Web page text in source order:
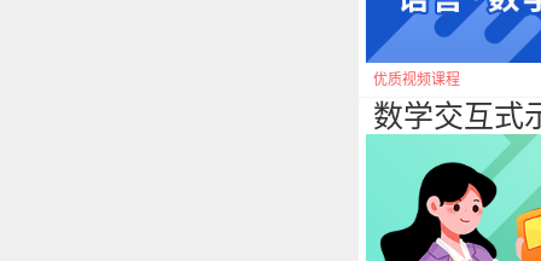
优质视频课程
数学交互式